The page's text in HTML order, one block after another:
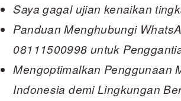
Saya gagal ujian kenaikan
Panduan Menghubungi
08111500998 untuk
Mengoptimalkan Penggunaan
Indonesia demi Lingkungan